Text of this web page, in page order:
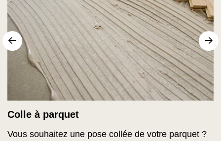
Colle à parquet
Vous souhaitez une pose collée de votre parquet ?
sr.arrow prev